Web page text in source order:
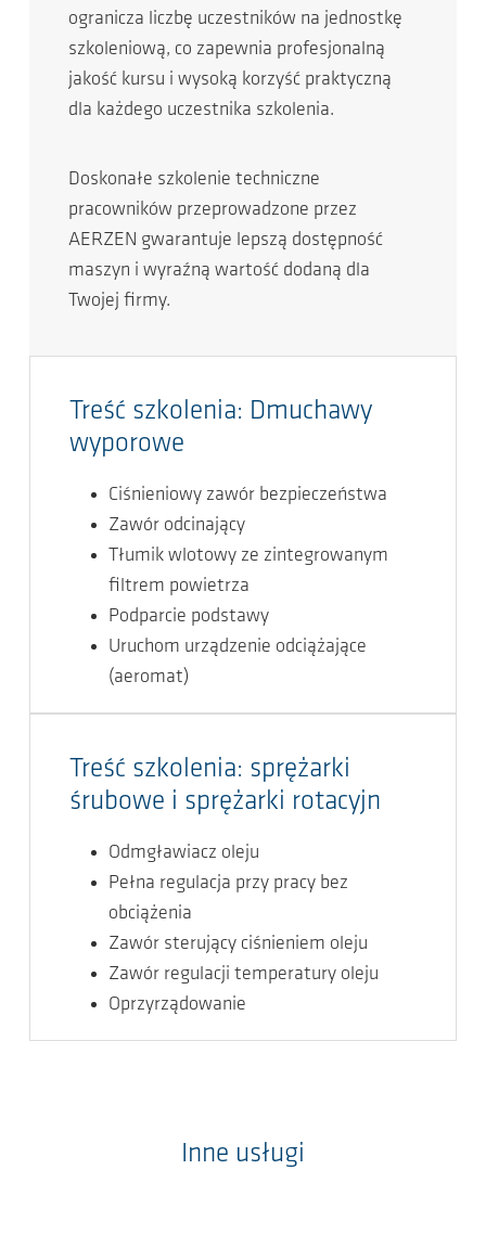
ogranicza liczbę uczestników na jednostkę
szkoleniową, co zapewnia profesjonalną
jakość kursu i wysoką korzyść praktyczną
dla każdego uczestnika szkolenia.
Doskonałe szkolenie techniczne
pracowników przeprowadzone przez
AERZEN gwarantuje lepszą dostępność
maszyn i wyraźną wartość dodaną dla
Twojej firmy.
Treść szkolenia: Dmuchawy
wyporowe
Ciśnieniowy zawór bezpieczeństwa
Zawór odcinający
Tłumik wlotowy ze zintegrowanym
filtrem powietrza
Podparcie podstawy
Uruchom urządzenie odciążające
(aeromat)
Treść szkolenia: sprężarki
śrubowe i sprężarki rotacyjn
Odmgławiacz oleju
Pełna regulacja przy pracy bez
obciążenia
Zawór sterujący ciśnieniem oleju
Zawór regulacji temperatury oleju
Oprzyrządowanie
Inne usługi